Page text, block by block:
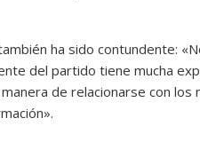
ha sido contundente:
del partido tiene mucha
de relacionarse con los